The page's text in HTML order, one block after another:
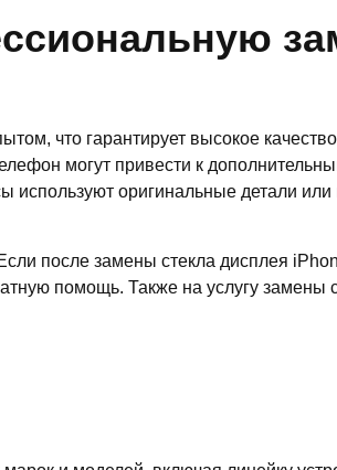
что гарантирует высокое
могут привести к
оригинальные детали
после замены стекла дисплея
помощь. Также на услугу замены